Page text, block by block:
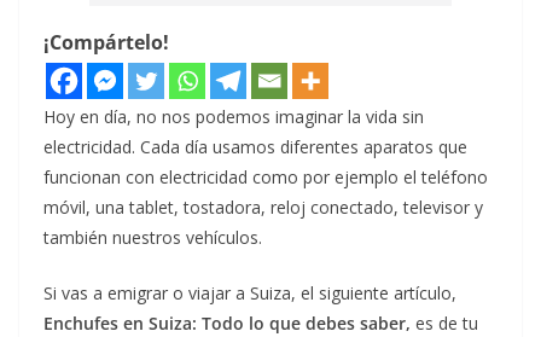
¡Compártelo!
Hoy en día, no nos podemos imaginar la vida sin
electricidad. Cada día usamos diferentes aparatos que
funcionan con electricidad como por ejemplo el teléfono
móvil, una tablet, tostadora, reloj conectado, televisor y
también nuestros vehículos.
Si vas a emigrar o viajar a Suiza, el siguiente artículo,
Enchufes en Suiza: Todo lo que debes saber, es de tu